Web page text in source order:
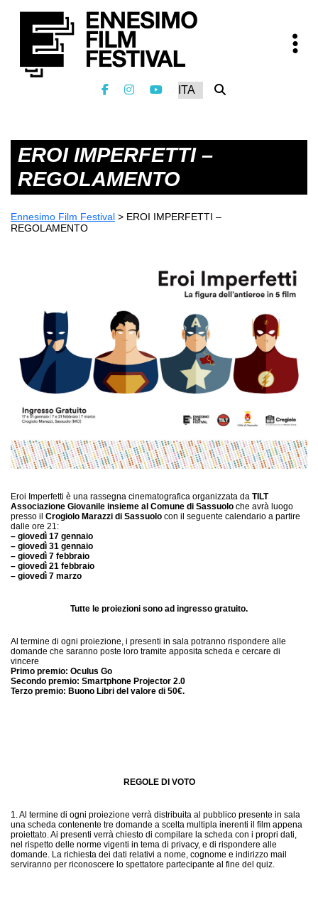
EROI IMPERFETTI –
REGOLAMENTO
Ennesimo Film Festival > EROI IMPERFETTI –
REGOLAMENTO
Eroi Imperfetti è una rassegna cinematografica organizzata da TILT
Associazione Giovanile insieme al Comune di Sassuolo che avrà luogo
presso il Crogiolo Marazzi di Sassuolo con il seguente calendario a partire
dalle ore 21:
– giovedì 17 gennaio
– giovedì 31 gennaio
– giovedì 7 febbraio
– giovedì 21 febbraio
– giovedì 7 marzo
Tutte le proiezioni sono ad ingresso gratuito.
Al termine di ogni proiezione, i presenti in sala potranno rispondere alle
domande che saranno poste loro tramite apposita scheda e cercare di
vincere
Primo premio: Oculus Go
Secondo premio: Smartphone Projector 2.0
Terzo premio: Buono Libri del valore di 50€.
REGOLE DI VOTO
1. Al termine di ogni proiezione verrà distribuita al pubblico presente in sala
una scheda contenente tre domande a scelta multipla inerenti il film appena
proiettato. Ai presenti verrà chiesto di compilare la scheda con i propri dati,
nel rispetto delle norme vigenti in tema di privacy, e di rispondere alle
domande. La richiesta dei dati relativi a nome, cognome e indirizzo mail
serviranno per riconoscere lo spettatore partecipante al fine del quiz.